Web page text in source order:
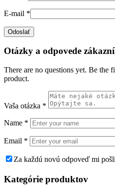
E-mail *
Otázky a odpovede
There are no questions yet. Be the
product.
Vaša otázka *
Name *
Email *
Za každú novú odpoveď mi
Kategórie produktov